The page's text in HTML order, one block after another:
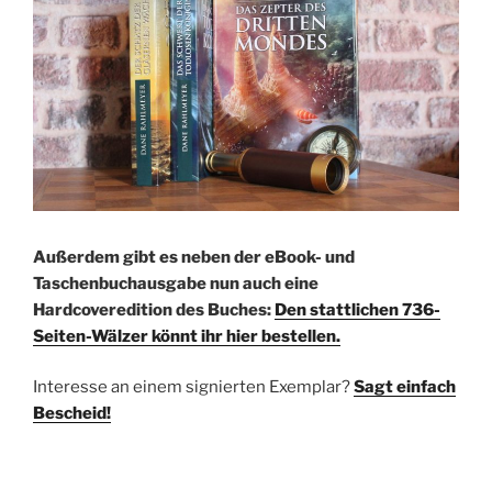
Außerdem gibt es neben der eBook- und
Taschenbuchausgabe nun auch eine
Hardcoveredition des Buches: Den stattlichen 736-
Seiten-Wälzer könnt ihr hier bestellen.
Interesse an einem signierten Exemplar?Sagt einfach
Bescheid!